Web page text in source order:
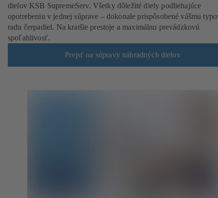
dielov KSB SupremeServ. Všetky dôležité diely podliehajúce
opotrebeniu v jednej súprave – dokonale prispôsobené vášmu
radu čerpadiel. Na kratšie prestoje a maximálnu prevádzkovú
spoľahlivosť.
Prejsť na súpravy náhradných dielov